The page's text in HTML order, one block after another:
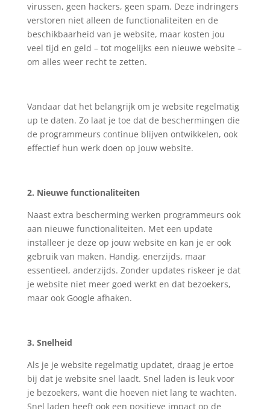
virussen, geen hackers, geen spam. Deze indringers
verstoren niet alleen de functionaliteiten en de
beschikbaarheid van je website, maar kosten jou
veel tijd en geld – tot mogelijks een nieuwe website –
om alles weer recht te zetten.
Vandaar dat het belangrijk om je website regelmatig
up te daten. Zo laat je toe dat de beschermingen die
de programmeurs continue blijven ontwikkelen, ook
effectief hun werk doen op jouw website.
2. Nieuwe functionaliteiten
Naast extra bescherming werken programmeurs ook
aan nieuwe functionaliteiten. Met een update
installeer je deze op jouw website en kan je er ook
gebruik van maken. Handig, enerzijds, maar
essentieel, anderzijds. Zonder updates riskeer je dat
je website niet meer goed werkt en dat bezoekers,
maar ook Google afhaken.
3. Snelheid
Als je je website regelmatig updatet, draag je ertoe
bij dat je website snel laadt. Snel laden is leuk voor
je bezoekers, want die hoeven niet lang te wachten.
Snel laden heeft ook een positieve impact op de